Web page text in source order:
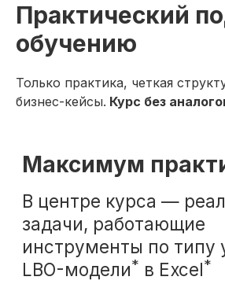
Практический
обучению
Только практика, четкая
бизнес-кейсы. Курс без
Получить полную
программу курса
в PDF или попробовать
48 часов бесплатного
демо-доступа